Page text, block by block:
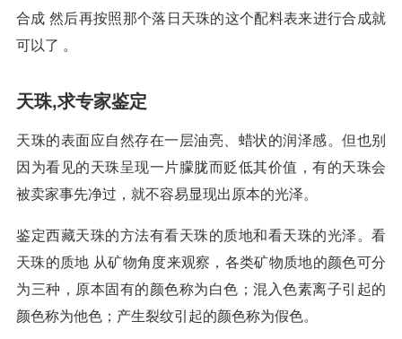
合成 然后再按照那个落日天珠的这个配料表来进行合成就
可以了 。
天珠,求专家鉴定
天珠的表面应自然存在一层油亮、蜡状的润泽感。但也别
因为看见的天珠呈现一片朦胧而贬低其价值，有的天珠会
被卖家事先净过，就不容易显现出原本的光泽。
鉴定西藏天珠的方法有看天珠的质地和看天珠的光泽。看
天珠的质地 从矿物角度来观察，各类矿物质地的颜色可分
为三种，原本固有的颜色称为白色；混入色素离子引起的
颜色称为他色；产生裂纹引起的颜色称为假色。